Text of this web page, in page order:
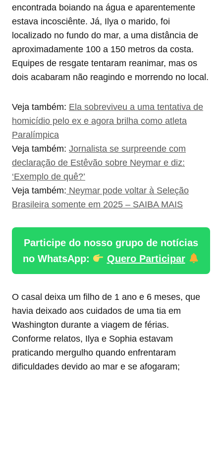
encontrada boiando na água e aparentemente
estava incosciênte. Já, Ilya o marido, foi
localizado no fundo do mar, a uma distância de
aproximadamente 100 a 150 metros da costa.
Equipes de resgate tentaram reanimar, mas os
dois acabaram não reagindo e morrendo no local.
Veja também: Ela sobreviveu a uma tentativa de
homicídio pelo ex e agora brilha como atleta
Paralímpica
Veja também: Jornalista se surpreende com
declaração de Estêvão sobre Neymar e diz:
‘Exemplo de quê?’
Veja também: Neymar pode voltar à Seleção
Brasileira somente em 2025 – SAIBA MAIS
Participe do nosso grupo de notícias
no WhatsApp:
Quero Participar
O casal deixa um filho de 1 ano e 6 meses, que
havia deixado aos cuidados de uma tia em
Washington durante a viagem de férias.
Conforme relatos, Ilya e Sophia estavam
praticando mergulho quando enfrentaram
dificuldades devido ao mar e se afogaram;